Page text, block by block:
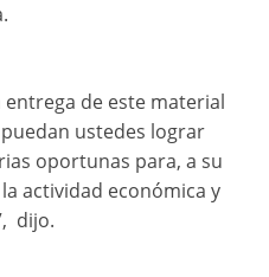
entrega de este material
ustedes lograr
oportunas para, a su
actividad económica y
dijo.